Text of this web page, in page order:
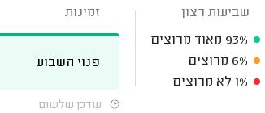
שביעות רצון
93% מאוד מרוצים
6% מרוצים
1% לא מרוצים
זמינות
פנוי השבוע
עודכן שלשום